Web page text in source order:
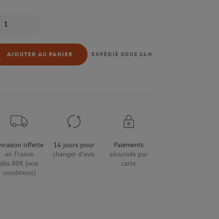
AJOUTER AU PANIER EXPÉDIÉ SOUS 24H
offerte
en France
dès 80€ (voir
conditions)
14 jours pour
changer d'avis
Paiements
sécurisés par
carte